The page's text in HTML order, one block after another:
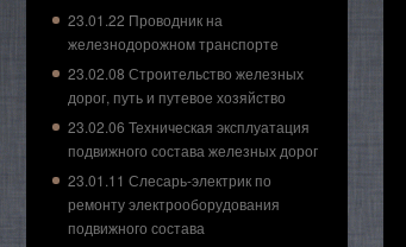
23.01.22 Проводник на
железнодорожном транспорте
23.02.08 Строительство железных
дорог, путь и путевое хозяйство
23.02.06 Техническая эксплуатация
подвижного состава железных дорог
23.01.11 Слесарь-электрик по
ремонту электрооборудования
подвижного состава